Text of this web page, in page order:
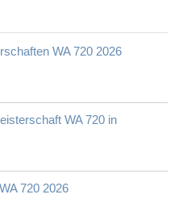
WA 720 2026
WA 720 in
720 2026